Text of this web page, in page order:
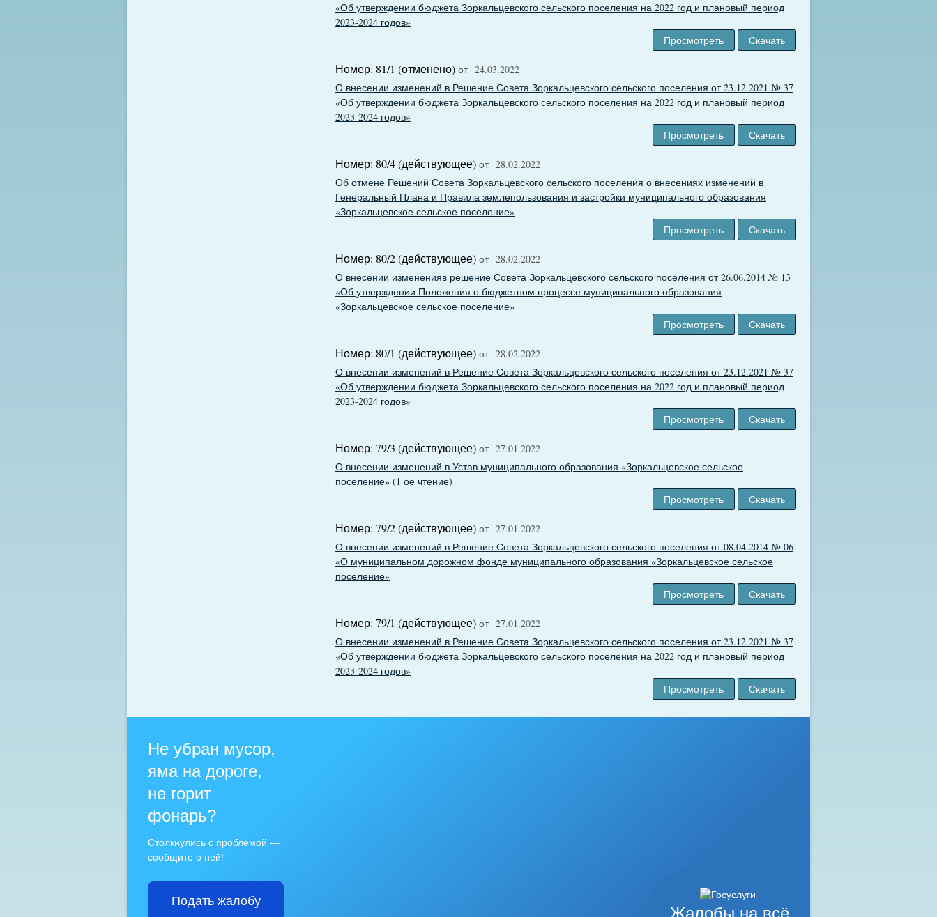
«Об утверждении бюджета Зоркальцевского сельского поселения на 2022 год и плановый период
2023-2024 годов»
Просмотреть
Скачать
Номер: 81/1 (отменено) от 24.03.2022
О внесении изменений в Решение Совета Зоркальцевского сельского поселения от 23.12.2021 № 37
«Об утверждении бюджета Зоркальцевского сельского поселения на 2022 год и плановый период
2023-2024 годов»
Просмотреть
Скачать
Номер: 80/4 (действующее) от 28.02.2022
Об отмене Решений Совета Зоркальцевского сельского поселения о внесениях изменений в
Генеральный Плана и Правила землепользования и застройки муниципального образования
«Зоркальцевское сельское поселение»
Просмотреть
Скачать
Номер: 80/2 (действующее) от 28.02.2022
О внесении измененияв решение Совета Зоркальцевского сельского поселения от 26.06.2014 № 13
«Об утверждении Положения о бюджетном процессе муниципального образования
«Зоркальцевское сельское поселение»
Просмотреть
Скачать
Номер: 80/1 (действующее) от 28.02.2022
О внесении изменений в Решение Совета Зоркальцевского сельского поселения от 23.12.2021 № 37
«Об утверждении бюджета Зоркальцевского сельского поселения на 2022 год и плановый период
2023-2024 годов»
Просмотреть
Скачать
Номер: 79/3 (действующее) от 27.01.2022
О внесении изменений в Устав муниципального образования «Зоркальцевское сельское
поселение» (1 ое чтение)
Просмотреть
Скачать
Номер: 79/2 (действующее) от 27.01.2022
О внесении изменений в Решение Совета Зоркальцевского сельского поселения от 08.04.2014 № 06
«О муниципальном дорожном фонде муниципального образования «Зоркальцевское сельское
поселение»
Просмотреть
Скачать
Номер: 79/1 (действующее) от 27.01.2022
О внесении изменений в Решение Совета Зоркальцевского сельского поселения от 23.12.2021 № 37
«Об утверждении бюджета Зоркальцевского сельского поселения на 2022 год и плановый период
2023-2024 годов»
Просмотреть
Скачать
Жалобы на всё
Не убран мусор,
яма на дороге,
не горит
фонарь?
Столкнулись с проблемой —
сообщите о ней!
Подать жалобу